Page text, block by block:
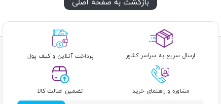
بازگشت به صفحه اصلی
ارسال سریع به سراسر کشور پرداخت آنلاین و کیف پول
مشاوره و راهنمای خرید تضمین اصالت کالا